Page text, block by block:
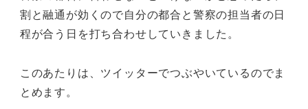
割と融通が効くので自分の都合と警察の担当者の日
程が合う日を打ち合わせしていきました。
このあたりは、ツイッターでつぶやいているのでま
とめます。